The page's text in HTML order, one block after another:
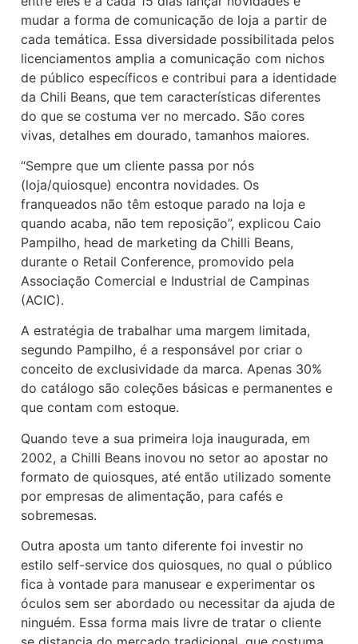
mudar a forma de comunicação de loja a partir de
cada temática. Essa diversidade possibilitada pelos
licenciamentos amplia a comunicação com nichos
de público específicos e contribui para a identidade
da Chili Beans, que tem características diferentes
do que se costuma ver no mercado. São cores
vivas, detalhes em dourado, tamanhos maiores.
“Sempre que um cliente passa por nós
(loja/quiosque) encontra novidades. Os
franqueados não têm estoque parado na loja e
quando acaba, não tem reposição”, explicou Caio
Pampilho, head de marketing da Chilli Beans,
durante o Retail Conference, promovido pela
Associação Comercial e Industrial de Campinas
(ACIC).
A estratégia de trabalhar uma margem limitada,
segundo Pampilho, é a responsável por criar o
conceito de exclusividade da marca. Apenas 30%
do catálogo são coleções básicas e permanentes e
que contam com estoque.
Quando teve a sua primeira loja inaugurada, em
2002, a Chilli Beans inovou no setor ao apostar no
formato de quiosques, até então utilizado somente
por empresas de alimentação, para cafés e
sobremesas.
Outra aposta um tanto diferente foi investir no
estilo self-service dos quiosques, no qual o público
fica à vontade para manusear e experimentar os
óculos sem ser abordado ou necessitar da ajuda de
ninguém. Essa forma mais livre de tratar o cliente